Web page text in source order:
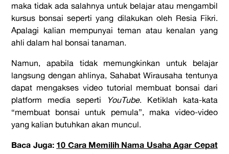
maka tidak ada salahnya untuk belajar atau mengambil
kursus bonsai seperti yang dilakukan oleh Resia Fikri.
Apalagi kalian mempunyai teman atau kenalan yang
ahli dalam hal bonsai tanaman.
Namun, apabila tidak memungkinkan untuk belajar
langsung dengan ahlinya, Sahabat Wirausaha tentunya
dapat mengakses video tutorial membuat bonsai dari
platform media seperti
YouTube. Ketiklah kata-kata
“membuat bonsai untuk pemula”, maka video-video
yang kalian butuhkan akan muncul.
Baca Juga: 10 Cara Memilih Nama Usaha Agar Cepat